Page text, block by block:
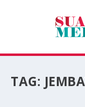
TAG: